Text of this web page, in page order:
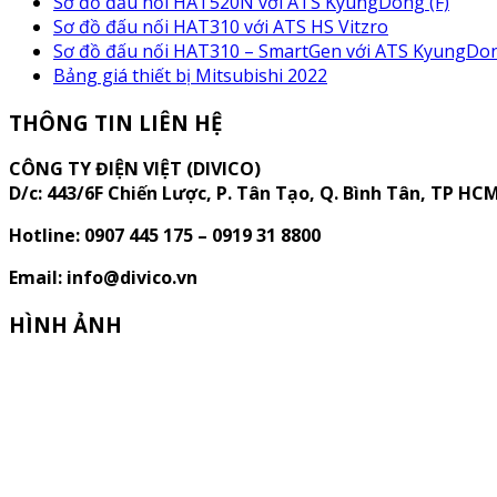
Sơ đồ đấu nối HAT310 với ATS HS Vitzro
Sơ đồ đấu nối HAT310 – SmartGen với ATS
Bảng giá thiết bị Mitsubishi 2022
THÔNG TIN LIÊN HỆ
CÔNG TY ĐIỆN VIỆT (DIVICO)
D/c: 443/6F Chiến Lược, P. Tân Tạo, Q. Bình Tân, TP
Hotline: 0907 445 175 – 0919 31 8800
Email: info@divico.vn
HÌNH ẢNH